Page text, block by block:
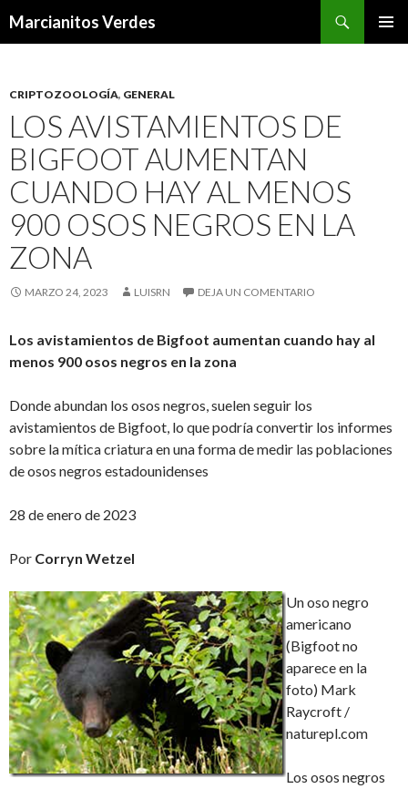
Marcianitos Verdes
CRIPTOZOOLOGÍA, GENERAL
LOS AVISTAMIENTOS DE
BIGFOOT AUMENTAN
CUANDO HAY AL MENOS
900 OSOS NEGROS EN LA
ZONA
MARZO 24, 2023 LUISRN DEJA UN COMENTARIO
Los avistamientos de Bigfoot aumentan cuando hay al
menos 900 osos negros en la zona
Donde abundan los osos negros, suelen seguir los
avistamientos de Bigfoot, lo que podría convertir los informes
sobre la mítica criatura en una forma de medir las poblaciones
de osos negros estadounidenses
28 de enero de 2023
Por Corryn Wetzel
Un oso negro
americano
(Bigfoot no
aparece en la
foto) Mark
Raycroft /
naturepl.com
Los osos negros